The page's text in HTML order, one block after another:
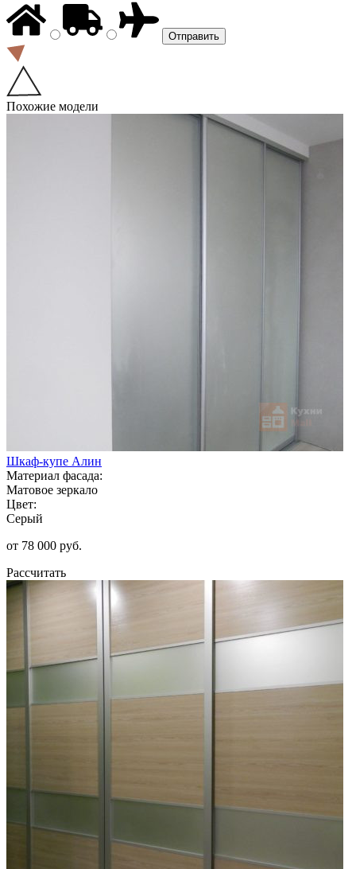
Похожие модели
Шкаф-купе Алин
Материал фасада:
Матовое зеркало
Цвет:
Серый
от 78 000 руб.
Рассчитать